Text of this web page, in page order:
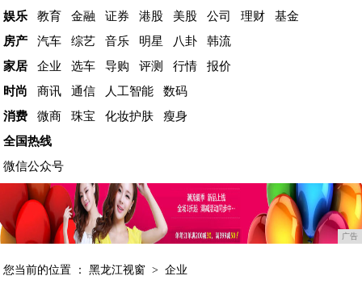
娱乐
教育 金融 证券 港股 美股 公司 理财
基金
房产
汽车 综艺 音乐 明星 八卦
韩流
家居
企业 选车 导购 评测 行情
报价
时尚
商讯 通信 人工智能
数码
消费
微商 珠宝 化妆护肤
瘦身
全国热线
微信公众号
广告
您当前的位置 ：黑龙江视窗 >企业